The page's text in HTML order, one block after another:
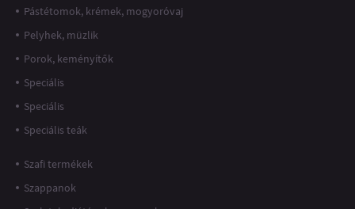
Pástétomok, krémek, mogyoróvaj
Pelyhek, müzlik
Porok, keményítők
Speciális
Speciális
Speciális teák
Szafi termékek
Szappanok